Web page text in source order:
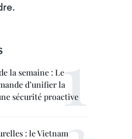
la semaine : Le
d’unifier la
sécurité proactive
: le Vietnam